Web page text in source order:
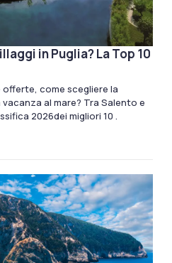
in Puglia? La Top 10
come scegliere la
al mare? Tra Salento e
2026dei migliori 10 .